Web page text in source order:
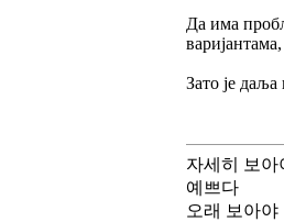
Да има
Зато је
자세히 보아
예쁘다
오래 보아야